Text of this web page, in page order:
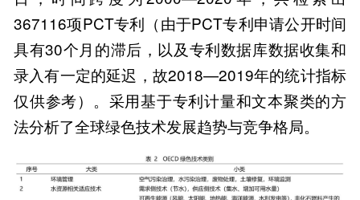
367116项PCT专利（由于PCT专利申请公开时间
具有30个月的滞后，以及专利数据库数据收集和
录入有一定的延迟，故2018—2019年的统计指标
仅供参考）。采用基于专利计量和文本聚类的方
法分析了全球绿色技术发展趋势与竞争格局。